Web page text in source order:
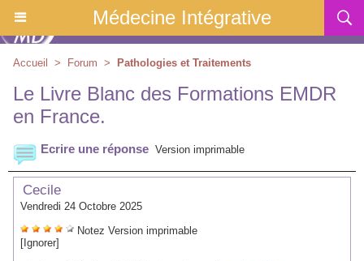
Médecine Intégrative
Accueil > Forum > Pathologies et Traitements
Le Livre Blanc des Formations EMDR
en France.
Ecrire une réponse Version imprimable
Cecile
Vendredi 24 Octobre 2025
Notez Version imprimable
[Ignorer]